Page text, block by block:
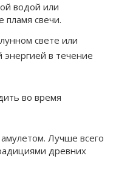
водой или
пламя свечи.
свете или
энергией в течение
во время
Лучше всего
древних